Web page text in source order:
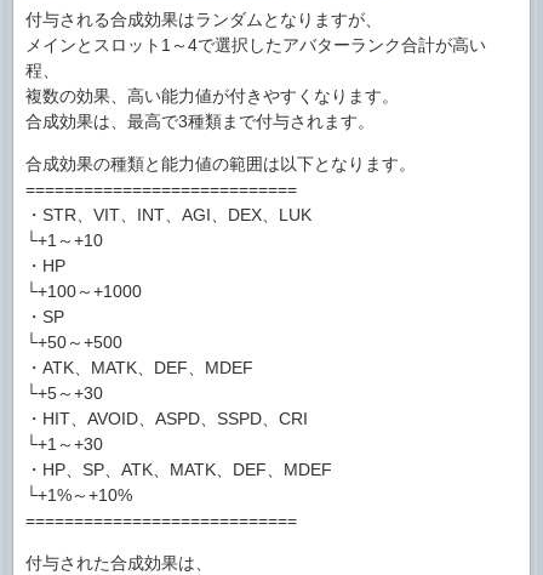
付与される合成効果はランダムとなりますが、
メインとスロット1～4で選択したアバターランク合計が高い
程、
複数の効果、高い能力値が付きやすくなります。
合成効果は、最高で3種類まで付与されます。
合成効果の種類と能力値の範囲は以下となります。
============================
・STR、VIT、INT、AGI、DEX、LUK
└+1～+10
・HP
└+100～+1000
・SP
└+50～+500
・ATK、MATK、DEF、MDEF
└+5～+30
・HIT、AVOID、ASPD、SSPD、CRI
└+1～+30
・HP、SP、ATK、MATK、DEF、MDEF
└+1%～+10%
============================
付与された合成効果は、